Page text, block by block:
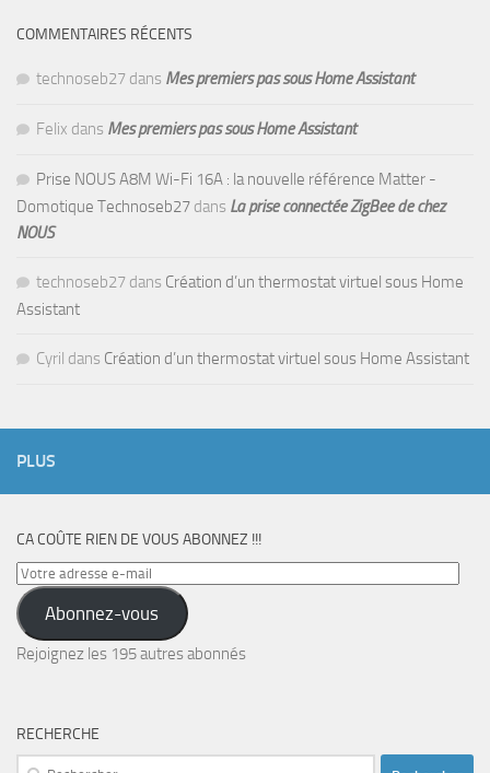
COMMENTAIRES RÉCENTS
technoseb27 dans Mes premiers pas sous Home Assistant
Felix dans Mes premiers pas sous Home Assistant
Prise NOUS A8M Wi-Fi 16A : la nouvelle référence Matter -
Domotique Technoseb27 dans La prise connectée ZigBee de chez
NOUS
technoseb27 dans Création d’un thermostat virtuel sous Home
Assistant
Cyril dans Création d’un thermostat virtuel sous Home Assistant
PLUS
CA COÛTE RIEN DE VOUS ABONNEZ !!!
Votre
adresse
e-
mail
Abonnez-vous
Rejoignez les 195 autres abonnés
RECHERCHE
Rechercher :